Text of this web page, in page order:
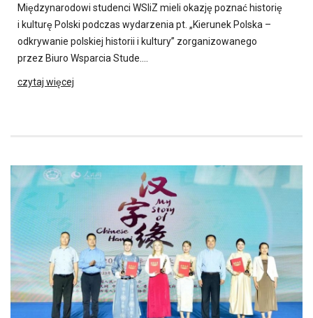
Międzynarodowi studenci WSIiZ mieli okazję poznać historię
i kulturę Polski podczas wydarzenia pt. „Kierunek Polska –
odkrywanie polskiej historii i kultury” zorganizowanego
przez Biuro Wsparcia Stude….
czytaj więcej